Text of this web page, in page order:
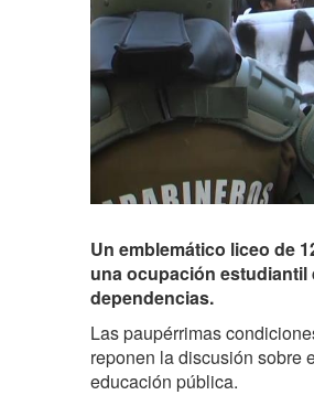
Un emblemático liceo de
una ocupación
dependencias.
Las paupérrimas
reponen la discusión sobre
educación pública.